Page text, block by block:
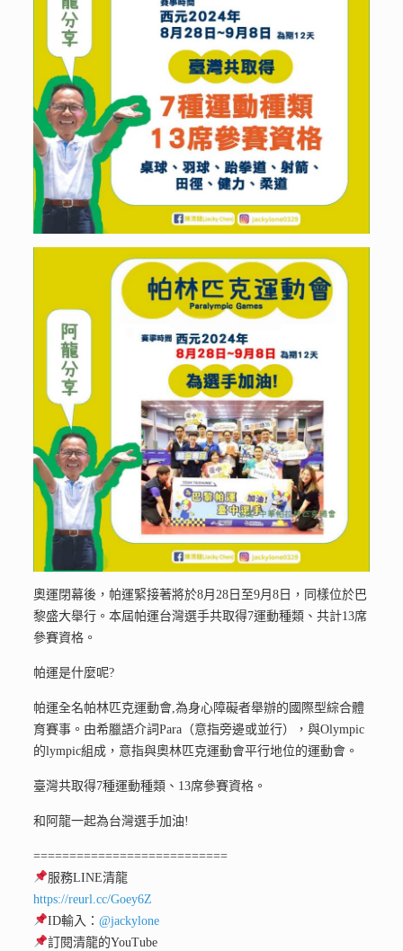
奧運閉幕後，帕運緊接著將於8月28日至9月8日，同樣位於巴
黎盛大舉行。本屆帕運台灣選手共取得7運動種類、共計13席
參賽資格。
帕運是什麼呢?
帕運全名帕林匹克運動會,為身心障礙者舉辦的國際型綜合體
育賽事。由希臘語介詞Para（意指旁邊或並行），與Olympic
的lympic組成，意指與奧林匹克運動會平行地位的運動會。
臺灣共取得7種運動種類、13席參賽資格。
和阿龍一起為台灣選手加油!
===========================
服務LINE清龍
https://reurl.cc/Goey6Z
ID輸入：@jackylone
訂閱清龍的YouTube